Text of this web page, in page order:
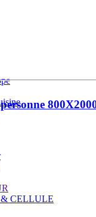
& CELLULE